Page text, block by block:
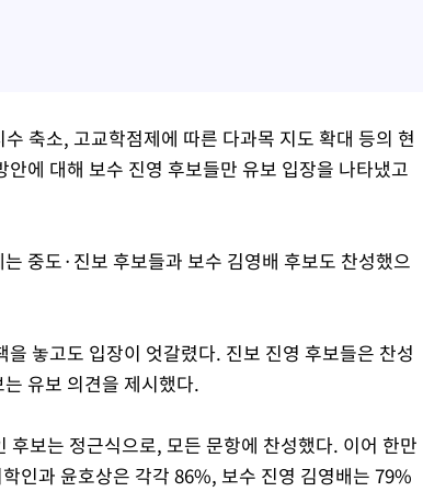
축소, 고교학점제에 따른 다과목 지도 확대 등의 현
에 대해 보수 진영 후보들만 유보 입장을 나타냈고
중도·진보 후보들과 보수 김영배 후보도 찬성했으
놓고도 입장이 엇갈렸다. 진보 진영 후보들은 찬성
유보 의견을 제시했다.
보는 정근식으로, 모든 문항에 찬성했다. 이어 한만
인과 윤호상은 각각 86%, 보수 진영 김영배는 79%